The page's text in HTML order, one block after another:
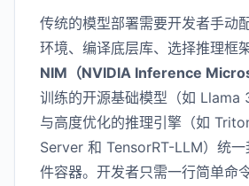
传统的模型部署需要开发者手动
环境、编译底层库、选择推理框
NIM（NVIDIA Inference
训练的开源基础模型（如 Llama
与高度优化的推理引擎（如
Server 和 TensorRT-LLM）统
件容器。开发者只需一行简单命